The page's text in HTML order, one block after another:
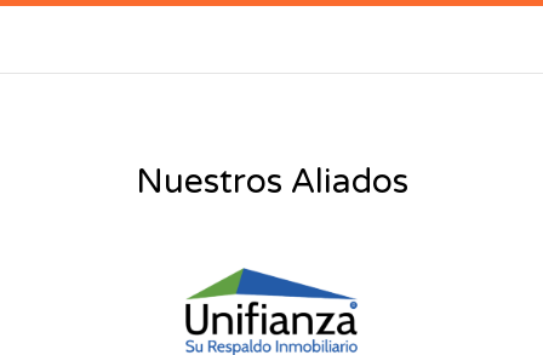
Nuestros Aliados